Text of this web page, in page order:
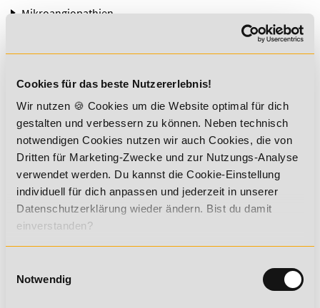
Cookies für das beste Nutzererlebnis!
Wir nutzen 🍪 Cookies um die Website optimal für dich
gestalten und verbessern zu können. Neben technisch
notwendigen Cookies nutzen wir auch Cookies, die von
Dritten für Marketing-Zwecke und zur Nutzungs-Analyse
verwendet werden. Du kannst die Cookie-Einstellung
individuell für dich anpassen und jederzeit in unserer
Datenschutzerklärung wieder ändern. Bist du damit
einverstanden?
Notwendig
Mikroangiopathien
Mikronährstoffe
Mikrotraumata
Mikrotraumatisierung
Mikrozensus
Mikrozyklus
Mikulicz-Linie
Milchprotein
Milchsäure
Mimik
Mindmapping